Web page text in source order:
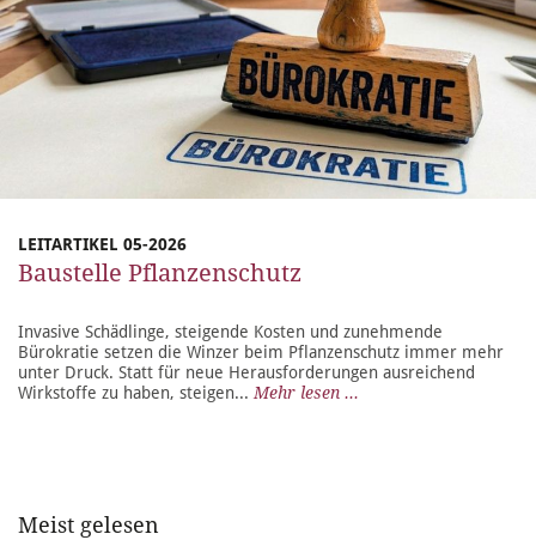
LEITARTIKEL 05-2026
Baustelle Pflanzenschutz
Invasive Schädlinge, steigende Kosten und zunehmende
Bürokratie setzen die Winzer beim Pflanzenschutz immer mehr
unter Druck. Statt für neue Herausforderungen ausreichend
Wirkstoffe zu haben, steigen... Mehr lesen ...
Meist gelesen